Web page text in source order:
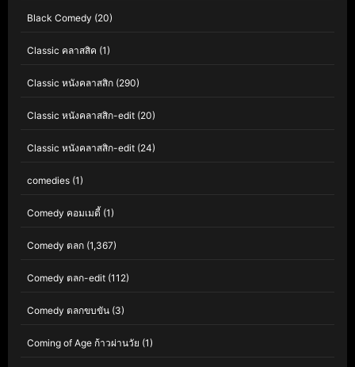
Black Comedy (20)
Classic คลาสสิค (1)
Classic หนังคลาสสิก (290)
Classic หนังคลาสสิก-edit (20)
Classic หนังคลาสสิก-edit (24)
comedies (1)
Comedy คอมเมดี้ (1)
Comedy ตลก (1,367)
Comedy ตลก-edit (112)
Comedy ตลกขบขัน (3)
Coming of Age ก้าวผ่านวัย (1)